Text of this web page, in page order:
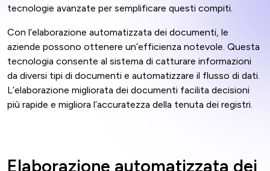
tecnologie avanzate per semplificare questi compiti.
Con l’elaborazione automatizzata dei documenti, le
aziende possono ottenere un’efficienza notevole. Questa
tecnologia consente al sistema di catturare informazioni
da diversi tipi di documenti e automatizzare il flusso di dati.
L’elaborazione migliorata dei documenti facilita decisioni
più rapide e migliora l’accuratezza della tenuta dei registri.
Elaborazione automatizzata dei